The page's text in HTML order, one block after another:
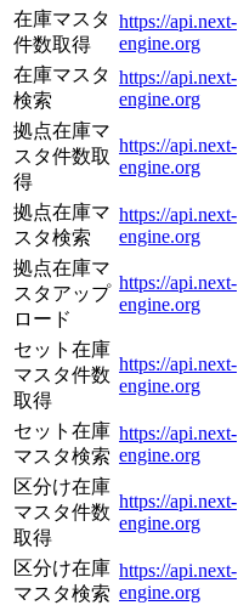
在庫マスタ
件数取得
https://api.next-
engine.org
在庫マスタ
検索
https://api.next-
engine.org
拠点在庫マ
スタ件数取
得
https://api.next-
engine.org
拠点在庫マ
スタ検索
https://api.next-
engine.org
拠点在庫マ
スタアップ
ロード
https://api.next-
engine.org
セット在庫
マスタ件数
取得
https://api.next-
engine.org
セット在庫
マスタ検索
https://api.next-
engine.org
区分け在庫
マスタ件数
取得
https://api.next-
engine.org
区分け在庫
マスタ検索
https://api.next-
engine.org